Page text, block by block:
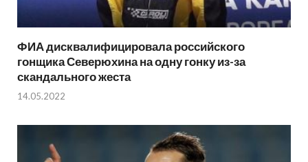
ФИА дисквалифицировала российского
гонщика Северюхина на одну гонку из-за
скандального жеста
14.05.2022